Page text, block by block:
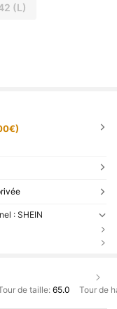
(L)
: SHEIN
de taille:65.0 Tour de